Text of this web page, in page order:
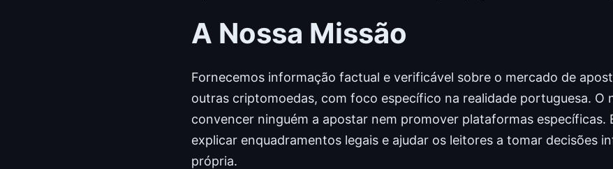
A Nossa Missão
Fornecemos informação factual e verificável sobre o mercado de
outras criptomoedas, com foco específico na realidade portuguesa. O
convencer ninguém a apostar nem promover plataformas específicas.
explicar enquadramentos legais e ajudar os leitores a tomar decisões
própria.